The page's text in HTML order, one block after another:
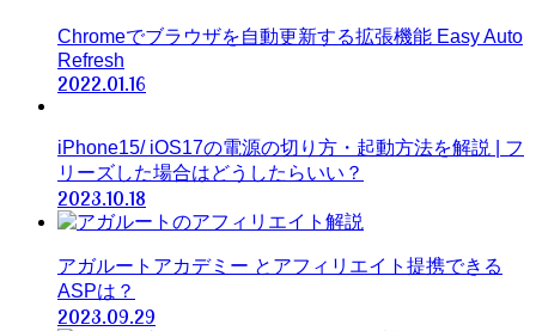
Chromeでブラウザを自動更新する拡張機能 Easy Auto
Refresh
2022.01.16
iPhone15/ iOS17の電源の切り方・起動方法を解説 | フ
リーズした場合はどうしたらいい？
2023.10.18
アガルートアカデミー とアフィリエイト提携できる
ASPは？
2023.09.29